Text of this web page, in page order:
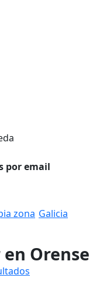
por email
zona Galicia
Orense